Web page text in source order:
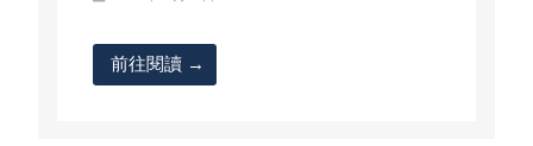
前往閱讀 →